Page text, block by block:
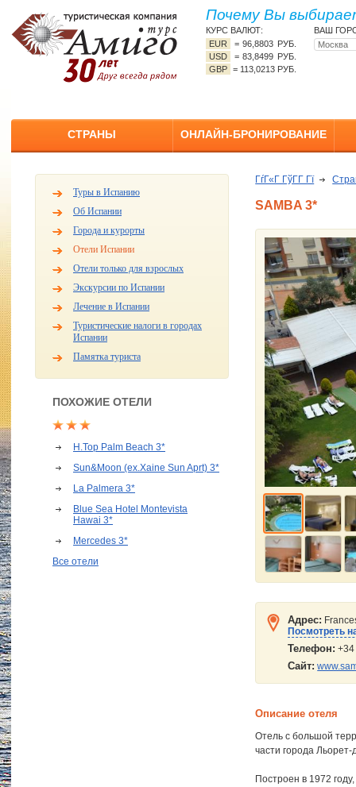
Почему Вы
КУРС ВАЛЮТ:
EUR
=96,8803 РУБ.
USD
=83,8499 РУБ.
GBP = 113,0213 РУБ.
ВАШ
СТРАНЫ ОНЛАЙН-БРОНИРОВАНИЕ
Туры в Испанию
Об Испании
Города и курорты
Отели Испании
Отели только для взрослых
Экскурсии по Испании
Лечение в Испании
Туристические налоги в городах
Испании
Памятка туриста
ПОХОЖИЕ ОТЕЛИ
H.Top Palm Beach 3*
Sun&Moon (ex.Xaine Sun Aprt) 3*
La Palmera 3*
Blue Sea Hotel Montevista
Hawai 3*
Mercedes 3*
Все отели
ГѓГ«Г ГўГ­Г Гї
SAMBA 3*
Адрес:
Посмотреть
Телефон:
Сайт:
Описание отеля
Отель с большой
части города
Построен в 1972